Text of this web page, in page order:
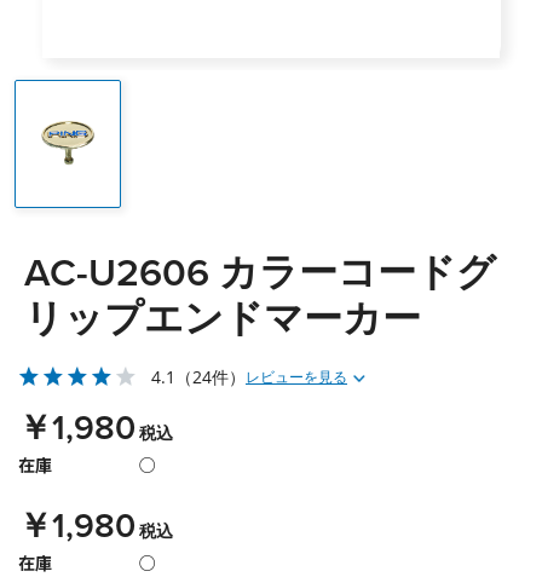
AC-U2606 カラーコードグ
リップエンドマーカー
￥1,980 税込
在庫
○
￥1,980 税込
在庫
○
4.1 （24件） レビューを見る